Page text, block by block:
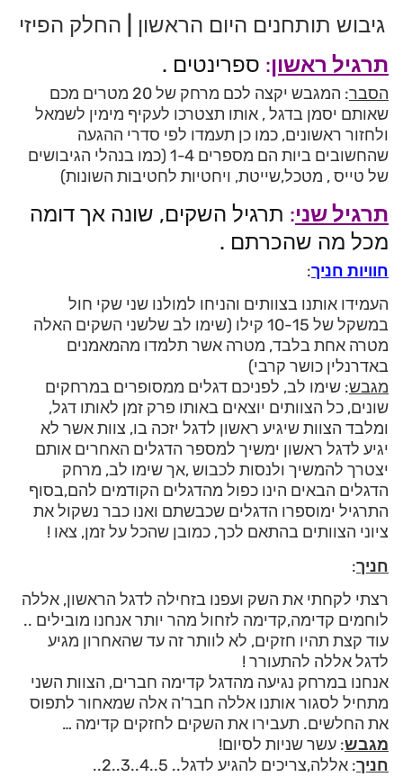
גיבוש תותחנים היום הראשון | החלק הפיזי
תרגיל ראשון: ספרינטים .
הסבר
: המגבש יקצה לכם מרחק של 20 מטרים מכם
שאותם יסמן בדגל , אותו תצטרכו לעקיף מימין לשמאל
ולחזור ראשונים, כמו כן תעמדו לפי סדרי ההגעה
שהחשובים ביות הם מספרים 1-4 (כמו בנהלי הגיבושים
של טייס , מטכל,שייטת, ויחטיות לחטיבות השונות)
תרגיל שני: תרגיל השקים, שונה אך דומה
מכל מה שהכרתם .
חוויות חניך:
העמידו אותנו בצוותים והניחו למולנו שני שקי חול
במשקל של 10-15 קילו (שימו לב שלשני השקים האלה
מטרה אחת בלבד, מטרה אשר תלמדו מהמאמנים
באדרנלין כושר קרבי)
מגבש: שימו לב, לפניכם דגלים ממסופרים במרחקים
שונים, כל הצוותים יוצאים באותו פרק זמן לאותו דגל,
ומלבד הצוות שיגיע ראשון לדגל יזכה בו, צוות אשר לא
יגיע לדגל ראשון ימשיך למספר הדגלים האחרים אותם
יצטרך להמשיך ולנסות לכבוש ,אך שימו לב, מרחק
הדגלים הבאים הינו כפול מהדגלים הקודמים להם,בסוף
התרגיל ימוספרו הדגלים שכבשתם ואנו כבר נשקול את
ציוני הצוותים בהתאם לכך, כמובן שהכל על זמן, צאו !
חניך:
רצתי לקחתי את השק ועפנו בזחילה לדגל הראשון, אללה
לוחמים קדימה,קדימה לזחול מהר יותר אנחנו מובילים ..
עוד קצת תהיו חזקים, לא לוותר זה עד שהאחרון מגיע
לדגל אללה להתעורר !
אנחנו במרחק נגיעה מהדגל קדימה חברים, הצוות השני
מתחיל לסגור אותנו אללה חבר'ה אלה שמאחור לתפוס
את החלשים. תעבירו את השקים לחזקים קדימה …
מגבש: עשר שניות לסיום!
חניך: אללה,צריכים להגיע לדגל.. 5..4..3..2..